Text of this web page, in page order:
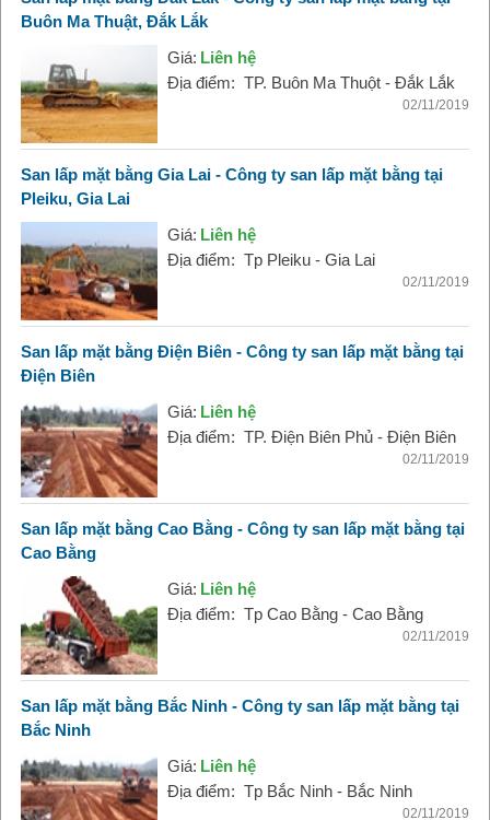
Buôn Ma Thuật, Đắk Lắk
Giá: Liên hệ
Địa điểm: TP. Buôn Ma Thuột - Đắk Lắk
02/11/2019
San lấp mặt bằng Gia Lai - Công ty san lấp mặt bằng tại
Pleiku, Gia Lai
Giá: Liên hệ
Địa điểm: Tp Pleiku - Gia Lai
02/11/2019
San lấp mặt bằng Điện Biên - Công ty san lấp mặt bằng tại
Điện Biên
Giá: Liên hệ
Địa điểm: TP. Điện Biên Phủ - Điện Biên
02/11/2019
San lấp mặt bằng Cao Bằng - Công ty san lấp mặt bằng tại
Cao Bằng
Giá: Liên hệ
Địa điểm: Tp Cao Bằng - Cao Bằng
02/11/2019
San lấp mặt bằng Bắc Ninh - Công ty san lấp mặt bằng tại
Bắc Ninh
Giá: Liên hệ
Địa điểm: Tp Bắc Ninh - Bắc Ninh
02/11/2019